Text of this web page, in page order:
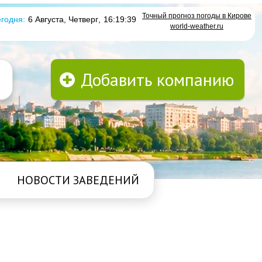
6 Августа, Четверг 16:19:40
Точный прогноз погоды в Кирове
world-weather.ru
Добавить компанию
НОВОСТИ ЗАВЕДЕНИЙ